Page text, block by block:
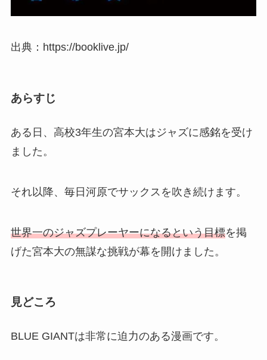
出典：https://booklive.jp/
あらすじ
ある日、高校3年生の宮本大はジャズに感銘を受け
ました。
それ以降、毎日河原でサックスを吹き続けます。
世界一のジャズプレーヤーになるという目標を掲
げた宮本大の無謀な挑戦が幕を開けました。
見どころ
BLUE GIANTは非常に迫力のある漫画です。